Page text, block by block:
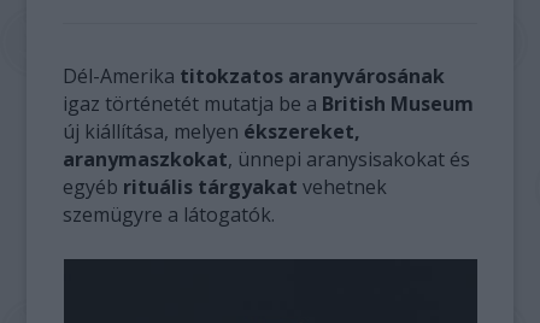
Dél-Amerika titokzatos aranyvárosának
igaz történetét mutatja be a British Museum
új kiállítása, melyen ékszereket,
aranymaszkokat, ünnepi aranysisakokat és
egyéb rituális tárgyakat vehetnek
szemügyre a látogatók.